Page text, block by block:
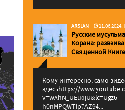
ARSLAN 11.06.2024,
Русские
Корана:
Священной Книге
Кому интересно, само
здесьhttps://
v=wAhN_UEuojU&lc=Ugz6-
h0nMPQWTip7AZ94...